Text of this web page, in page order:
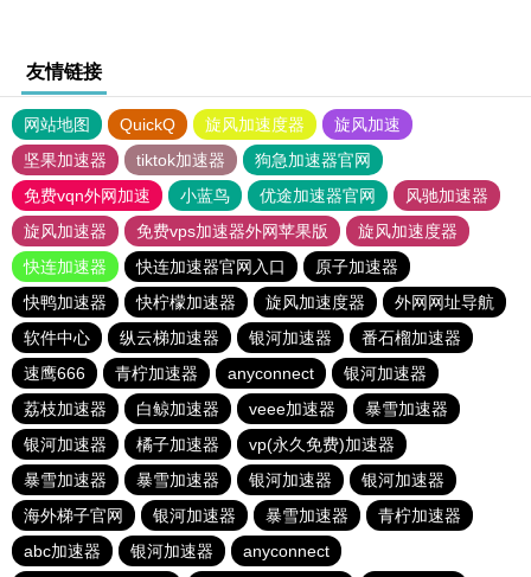
友情链接
网站地图 QuickQ 旋风加速度器
旋风加速
坚果加速器
tiktok加速器
狗急加速器官网
免费vqn外网加速
小蓝鸟 优途加速器官网
风驰加速器
旋风加速器
免费vps加速器外网苹果版
旋风加速度器
快连加速器
快连加速器官网入口
原子加速器
快鸭加速器
快柠檬加速器 旋风加速度器
外网网址导航
软件中心
纵云梯加速器 银河加速器
番石榴加速器
速鹰666
青柠加速器 anyconnect
银河加速器
荔枝加速器
白鲸加速器 veee加速器
暴雪加速器
银河加速器
橘子加速器
vp(永久免费)加速器
暴雪加速器
暴雪加速器 银河加速器
银河加速器
海外梯子官网
银河加速器 暴雪加速器
青柠加速器
abc加速器
银河加速器 anyconnect